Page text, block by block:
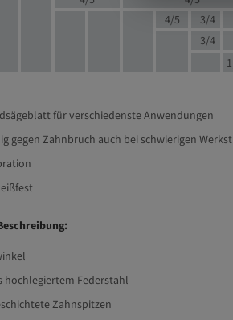
4/5 3/4
3/4
für verschiedenste Anwendungen
gegen Zahnbruch auch bei schwierigen
hochlegiertem Federstahl
Zahnspitzen